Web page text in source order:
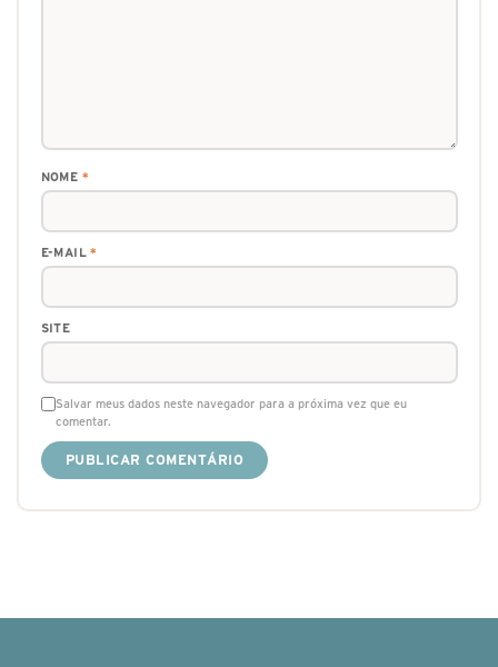
NOME *
E-MAIL*
SITE
Salvar meus dados neste navegador para a próxima vez que eu
comentar.